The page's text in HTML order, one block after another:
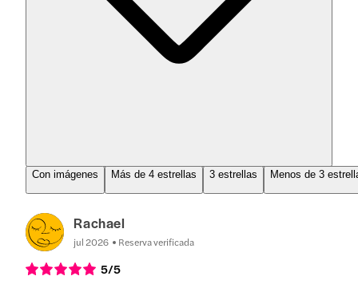
Con imágenes Más de 4 estrellas 3 estrellas Menos de 3
Rachael
jul 2026 Reserva verificada
5/5